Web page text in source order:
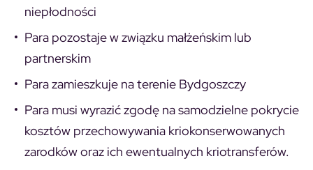
niepłodności
Para pozostaje w związku małżeńskim lub
partnerskim
Para zamieszkuje na terenie Bydgoszczy
Para musi wyrazić zgodę na samodzielne pokrycie
kosztów przechowywania kriokonserwowanych
zarodków oraz ich ewentualnych kriotransferów.